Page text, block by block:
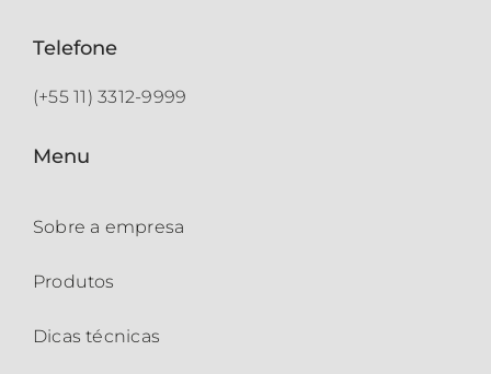
Telefone
(+55 11) 3312-9999
Menu
Sobre a empresa
Produtos
Dicas técnicas